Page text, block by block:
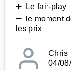
➕ Le fair-play
➖ le moment
les prix
Chris
04/